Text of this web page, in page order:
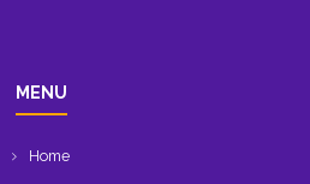
MENU
Home